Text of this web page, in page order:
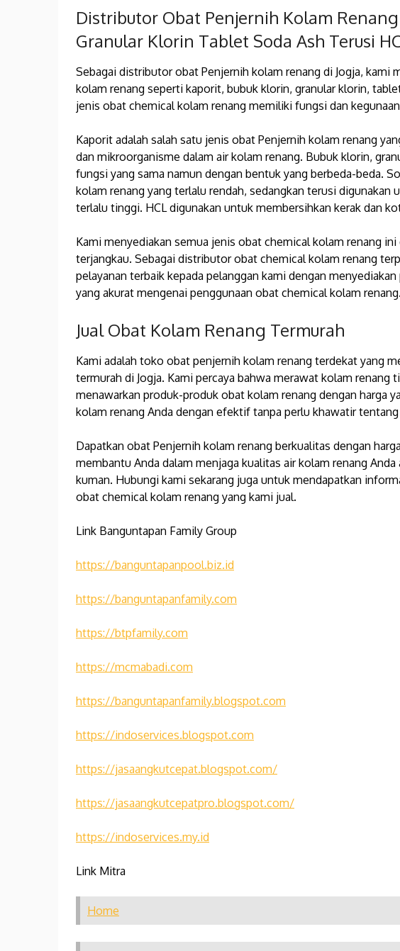
Distributor Obat Penjernih Kolam
Granular Klorin Tablet Soda Ash Terusi
Sebagai distributor obat Penjernih kolam renang di Jogja, kami
kolam renang seperti kaporit, bubuk klorin, granular klorin,
jenis obat chemical kolam renang memiliki fungsi dan
Kaporit adalah salah satu jenis obat Penjernih kolam renang
dan mikroorganisme dalam air kolam renang. Bubuk klorin,
fungsi yang sama namun dengan bentuk yang berbeda-beda.
kolam renang yang terlalu rendah, sedangkan terusi digunakan
terlalu tinggi. HCL digunakan untuk membersihkan kerak dan
Kami menyediakan semua jenis obat chemical kolam renang
terjangkau. Sebagai distributor obat chemical kolam renang
pelayanan terbaik kepada pelanggan kami dengan
yang akurat mengenai penggunaan obat chemical kolam renang.
Jual Obat Kolam Renang Termurah
Kami adalah toko obat penjernih kolam renang terdekat yang
termurah di Jogja. Kami percaya bahwa merawat kolam renang
menawarkan produk-produk obat kolam renang dengan harga
kolam renang Anda dengan efektif tanpa perlu khawatir
Dapatkan obat Penjernih kolam renang berkualitas dengan
membantu Anda dalam menjaga kualitas air kolam renang
kuman. Hubungi kami sekarang juga untuk mendapatkan
obat chemical kolam renang yang kami jual.
Link Banguntapan Family Group
https://banguntapanpool.biz.id
https://banguntapanfamily.com
https://btpfamily.com
https://mcmabadi.com
https://banguntapanfamily.blogspot.com
https://indoservices.blogspot.com
https://jasaangkutcepat.blogspot.com/
https://jasaangkutcepatpro.blogspot.com/
https://indoservices.my.id
Link Mitra
Home